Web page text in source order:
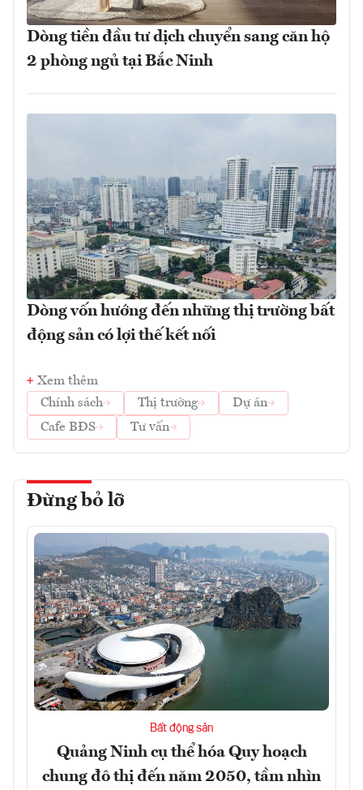
Dòng tiền đầu tư dịch chuyển sang căn hộ
2 phòng ngủ tại Bắc Ninh
Dòng vốn hướng đến những thị trường bất
động sản có lợi thế kết nối
Xem thêm
Chính sách
Thị trường
Dự án
Cafe BĐS
Tư vấn
Đừng bỏ lỡ
Bất động sản
Quảng Ninh cụ thể hóa Quy hoạch
chung đô thị đến năm 2050, tầm nhìn